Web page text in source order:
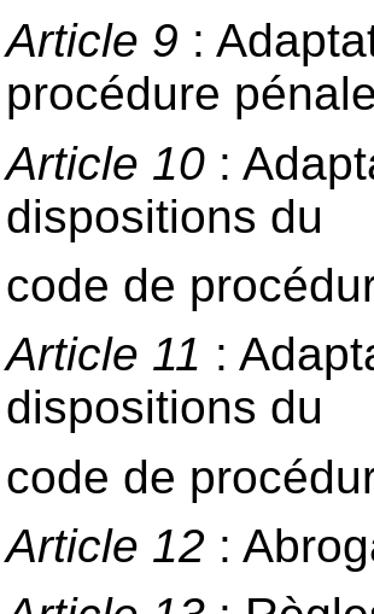
Article 9 :
procédure
Article 10 :
dispositions du
code de
Article 11 :
dispositions du
code de
Article 12 :